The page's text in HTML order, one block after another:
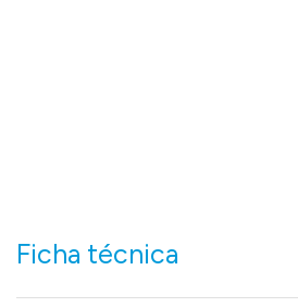
Ficha técnica